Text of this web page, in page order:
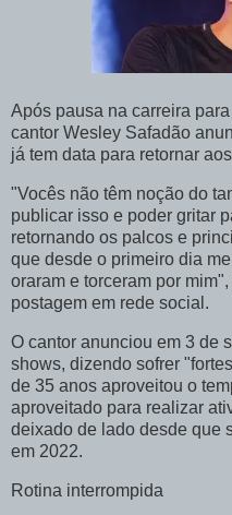
Após pausa na carreira
cantor Wesley Safadão
já tem data para retornar
"Vocês não têm noção do
publicar isso e poder gritar
retornando os palcos e
que desde o primeiro dia
oraram e torceram por
postagem em rede social.
O cantor anunciou em 3 de
shows, dizendo sofrer
de 35 anos aproveitou o
aproveitado para realizar
deixado de lado desde que
em 2022.
Rotina interrompida